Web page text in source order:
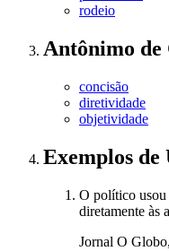
rodeio
Antônimo de
concisão
diretividade
objetividade
Exemplos de
O político usou
diretamente às
Jornal O